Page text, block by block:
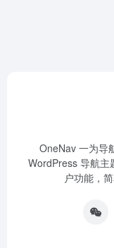
OneNav 一为导
WordPress 导航主
户功能，